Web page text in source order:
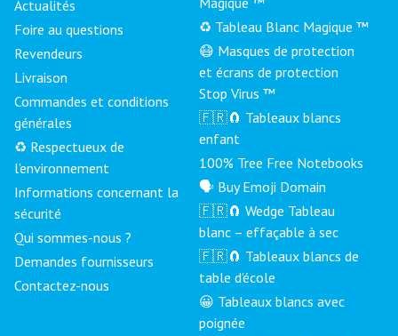
Actualités
Foire au questions
Revendeurs
Livraison
Commandes et conditions
générales
♻️ Respectueux de
l'environnement
Informations concernant la
sécurité
Qui sommes-nous ?
Demandes fournisseurs
Contactez-nous
♻️ Tableau Blanc Magique ™
😷 Masques de protection
et écrans de protection
Stop Virus ™
🇫🇷🧲 Tableaux blancs
enfant
100% Tree Free Notebooks
🗣 Buy Emoji Domain
🇫🇷🧲 Wedge Tableau
blanc – effaçable à sec
🇫🇷🧲 Tableaux blancs de
table d'école
😀 Tableaux blancs avec
poignée